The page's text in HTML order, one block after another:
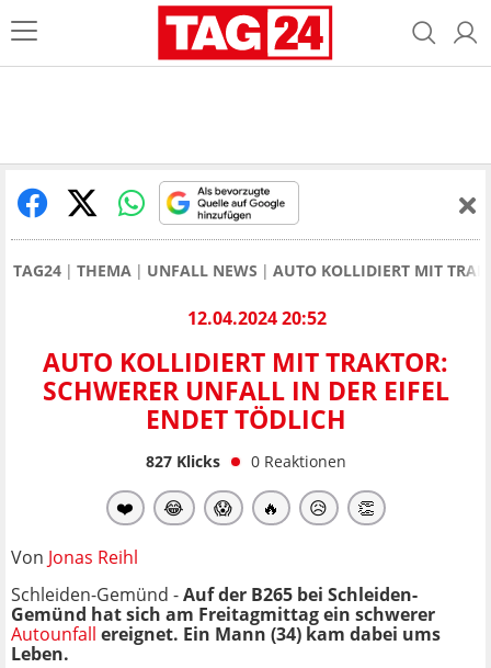
TAG24 THEMA UNFALL NEWS AUTO KOLLIDIERT MIT
12.04.2024 20:52
AUTO KOLLIDIERT MIT TRAKTOR:
SCHWERER UNFALL IN DER EIFEL
ENDET TÖDLICH
827Klicks 0 Reaktionen
❤️ 😂 😱 🔥 😥 👏
Von Jonas Reihl
Schleiden-Gemünd -Auf der B265 bei Schleiden-
Gemünd hat sich am Freitagmittag ein schwerer
Autounfall ereignet. Ein Mann (34) kam dabei ums
Leben.